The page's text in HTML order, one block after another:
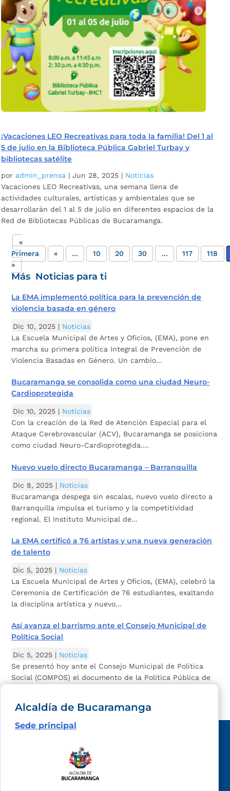
¡Vacaciones LEO Recreativas para toda la familia! Del 1 al
5 de julio en la Biblioteca Pública Gabriel Turbay y
bibliotecas satélite
por admin_prensa |Jun 28, 2025 | Noticias
Vacaciones LEO Recreativas, una semana llena de
actividades culturales, artísticas y ambientales que se
desarrollarán del 1 al 5 de julio en diferentes espacios de la
Red de Bibliotecas Públicas de Bucaramanga.
«
Primera
« ... 10 20 30 ... 117
118
»
Más Noticias para ti
La EMA implementó política para la prevención de
violencia basada en género
Dic 10, 2025 | Noticias
La Escuela Municipal de Artes y Oficios, (EMA), pone en
marcha su primera política Integral de Prevención de
Violencia Basadas en Género. Un cambio...
Bucaramanga se consolida como una ciudad Neuro-
Cardioprotegida
Dic 10, 2025 | Noticias
Con la creación de la Red de Atención Especial para el
Ataque Cerebrovascular (ACV), Bucaramanga se posiciona
como ciudad Neuro-Cardioprotegida....
Nuevo vuelo directo Bucaramanga – Barranquilla
Dic 8, 2025 | Noticias
Bucaramanga despega sin escalas, nuevo vuelo directo a
Barranquilla impulsa el turismo y la competitividad
regional. El Instituto Municipal de...
La EMA certificó a 76 artistas y una nueva generación
de talento
Dic 5, 2025 | Noticias
La Escuela Municipal de Artes y Oficios, (EMA), celebró la
Ceremonia de Certificación de 76 estudiantes, exaltando
la disciplina artística y nuevo...
Así avanza el barrismo ante el Consejo Municipal de
Política Social
Dic 5, 2025 | Noticias
Se presentó hoy ante el Consejo Municipal de Política
Social (COMPOS) el documento de la Política Pública de
Alcaldía de Bucaramanga
Sede principal